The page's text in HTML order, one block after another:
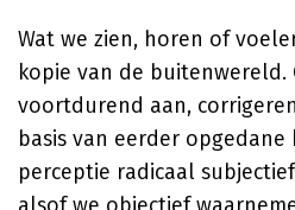
Wat we zien, horen of
kopie van de
voortdurend aan,
basis van eerder opgedane
perceptie radicaal